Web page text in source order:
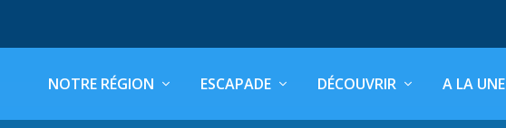
NOTRE RÉGION ESCAPADE DÉCOUVRIR A LA UNE